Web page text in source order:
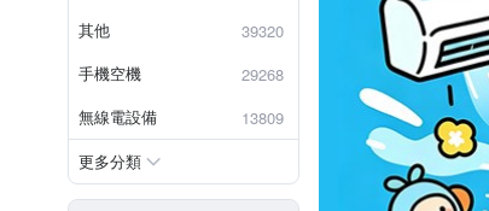
其他
39320
手機空機
29268
無線電設備
13809
更多分類